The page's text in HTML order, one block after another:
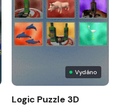
Vydáno
Logic Puzzle 3D